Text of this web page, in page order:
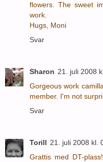
flowers. The sweet
work.
Hugs, Moni
Svar
Sharon 21. juli 2008
Gorgeous work
member. I'm not
Svar
Torill 21. juli 2008 kl.
Grattis med DT-